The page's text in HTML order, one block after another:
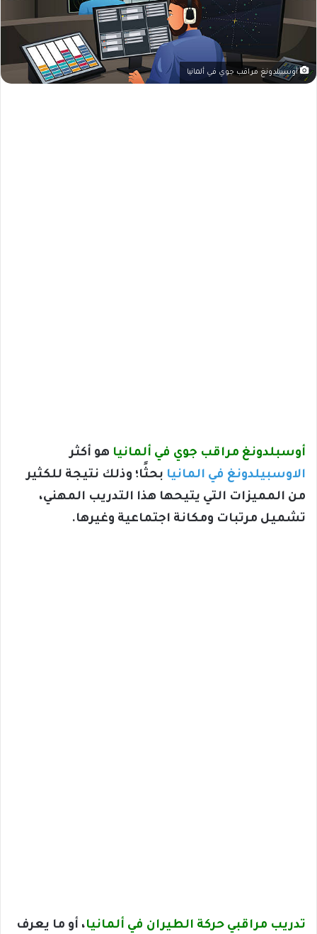
أوسبيلدونغ مراقب جوي في ألمانيا
أوسبلدونغ مراقب جوي في ألمانيا هو أكثر
الاوسبيلدونغ في المانيا بحثًا؛ وذلك نتيجة للكثير
من المميزات التي يتيحها هذا التدريب المهني،
تشميل مرتبات ومكانة اجتماعية وغيرها.
تدريب مراقبي حركة الطيران في ألمانيا، أو ما يعرف